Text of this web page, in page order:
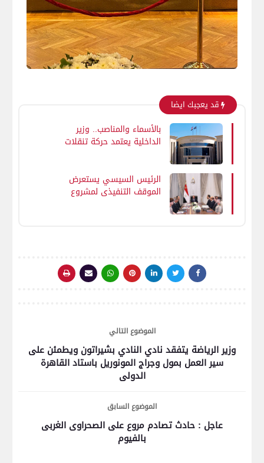
قد يعجبك ايضا
بالأسماء والمناصب.. وزير
الداخلية يعتمد حركة تنقلات
الرئيس السيسي يستعرض
الموقف التنفيذي لمشروع
الموضوع التالي
وزير الرياضة يتفقد نادي النادي بشيراتون ويطمئن على
سير العمل بمول وجراج المونوريل باستاد القاهرة
الدولى
الموضوع السابق
عاجل : حادث تصادم مروع على الصحراوى الغربى
بالفيوم